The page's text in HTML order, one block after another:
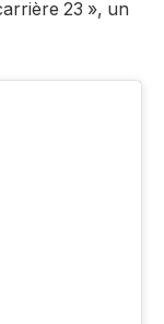
23 », un